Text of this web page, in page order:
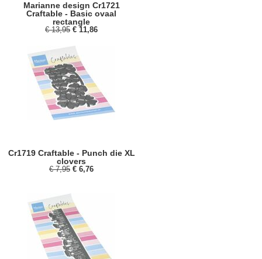
Marianne design Cr1721
Craftable - Basic ovaal
rectangle
€ 13,95 € 11,86
Cr1719 Craftable - Punch die XL
clovers
€ 7,95 € 6,76